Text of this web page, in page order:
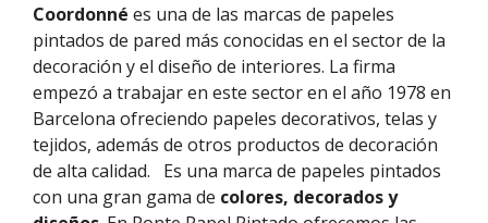
Coordonné es una de las marcas de papeles
pintados de pared más conocidas en el sector de la
decoración y el diseño de interiores. La firma
empezó a trabajar en este sector en el año 1978 en
Barcelona ofreciendo papeles decorativos, telas y
tejidos, además de otros productos de decoración
de alta calidad.
Es una marca de papeles pintados
con una gran gama de colores, decorados y